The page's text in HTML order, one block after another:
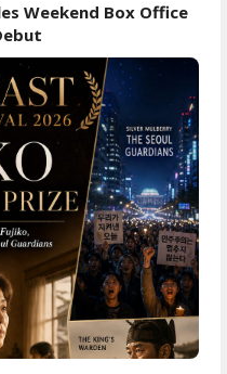
Weekend Box Office